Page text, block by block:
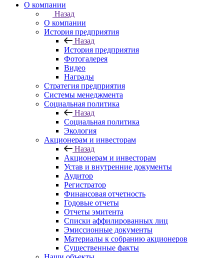
О компании
Назад
О компании
История предприятия
Назад
История предприятия
Фотогалерея
Видео
Награды
Стратегия предприятия
Системы менеджмента
Социальная политика
Назад
Социальная политика
Экология
Акционерам и инвесторам
Назад
Акционерам и инвесторам
Устав и внутренние документы
Аудитор
Регистратор
Финансовая отчетность
Годовые отчеты
Отчеты эмитента
Списки аффилированных лиц
Эмиссионные документы
Материалы к собранию акционеров
Существенные факты